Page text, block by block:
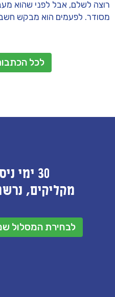
רוצה לשלם, אבל לפני שהוא
מסודר. לפעמים הוא מבקש
לכל
30 ימי ניסיון חינם -
מקליקים,
לבחירת המסלול